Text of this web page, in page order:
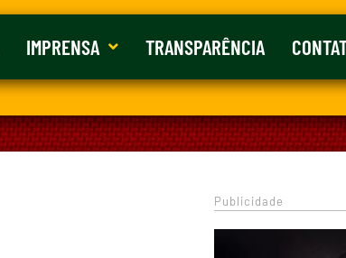
IMPRENSA TRANSPARÊNCIA
Publicidade